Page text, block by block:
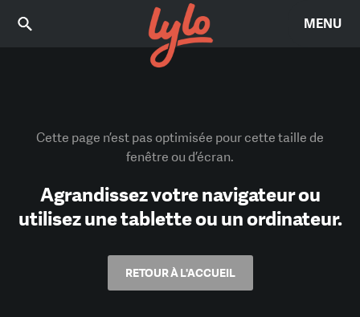
MENU
Cette page n’est pas optimisée pour cette taille de
fenêtre ou d’écran.
Agrandissez votre navigateur ou
utilisez une tablette ou un ordinateur.
RETOUR À L'ACCUEIL